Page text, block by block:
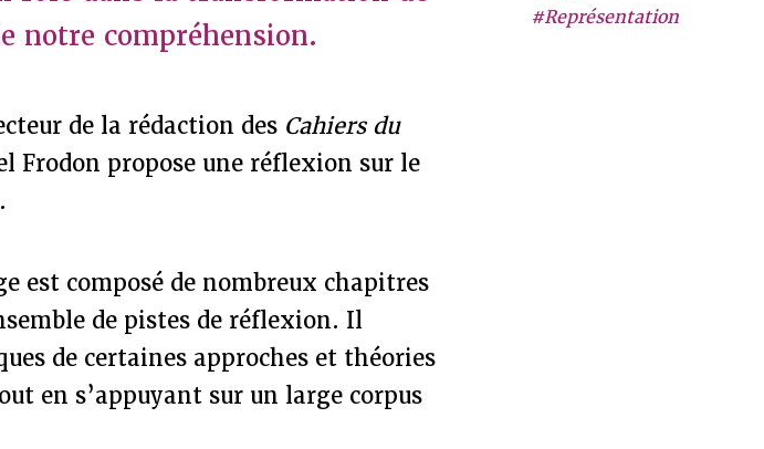
#Représentation
notre compréhension.
de la rédaction des Cahiers du
Frodon propose une réflexion sur le
est composé de nombreux chapitres
de pistes de réflexion. Il
de certaines approches et théories
en s’appuyant sur un large corpus